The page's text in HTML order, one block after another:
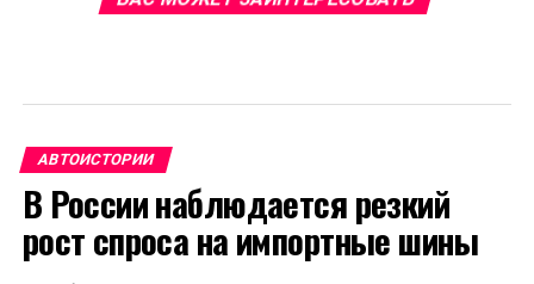
АВТОИСТОРИИ
В России наблюдается резкий
рост спроса на импортные шины